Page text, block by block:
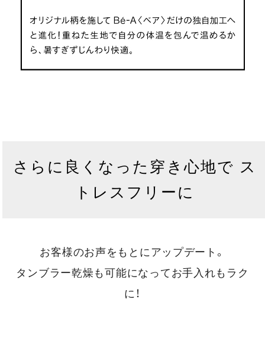
さらに良くなった穿き心地で ス
トレスフリーに
お客様のお声をもとにアップデート。
タンブラー乾燥も可能になってお手入れもラク
に！